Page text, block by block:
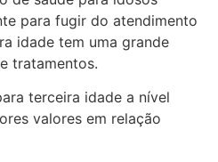
para fugir do atendimento
idade tem uma grande
tratamentos.
terceira idade a nível
valores em relação